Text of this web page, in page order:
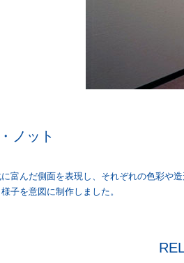
ノット
富んだ側面を表現し、それぞれの色彩や
子を意図に制作しました。